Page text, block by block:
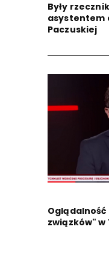
Były
asystentem
Paczuskiej
związków" w